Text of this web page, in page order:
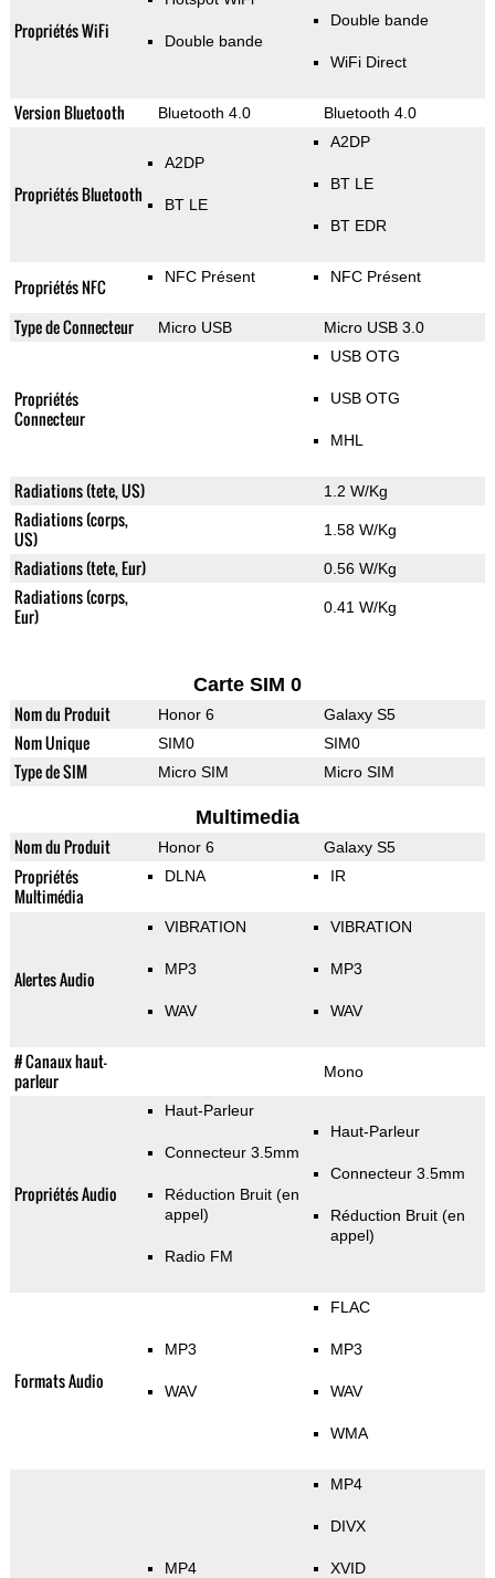
Propriétés WiFi Double bande
Double bande
WiFi Direct
Version Bluetooth Bluetooth 4.0 Bluetooth 4.0
Propriétés Bluetooth
A2DP
BT LE
A2DP
BT LE
BT EDR
Propriétés NFC NFC Présent NFC Présent
Type de Connecteur Micro USB Micro USB 3.0
Propriétés
Connecteur
USB OTG
USB OTG
MHL
Radiations (tete, US) 1.2 W/Kg
Radiations (corps,
US)
1.58 W/Kg
Radiations (tete, Eur) 0.56 W/Kg
Radiations (corps,
Eur)
0.41 W/Kg
Carte SIM 0
Nom du Produit Honor 6 Galaxy S5
Nom Unique SIM0 SIM0
Type de SIM Micro SIM Micro SIM
Multimedia
Nom du Produit Honor 6 Galaxy S5
Propriétés
Multimédia
DLNA IR
Alertes Audio
VIBRATION
MP3
WAV
VIBRATION
MP3
WAV
# Canaux haut-
parleur
Mono
Propriétés Audio
Haut-Parleur
Connecteur 3.5mm
Réduction Bruit (en
appel)
Radio FM
Haut-Parleur
Connecteur 3.5mm
Réduction Bruit (en
appel)
Formats Audio
MP3
WAV
FLAC
MP3
WAV
WMA
MP4
MP4
DIVX
XVID